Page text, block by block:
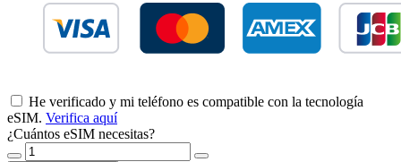
He verificado y mi teléfono es compatible con la tecnología
eSIM. Verifica aquí
¿Cuántos eSIM necesitas?